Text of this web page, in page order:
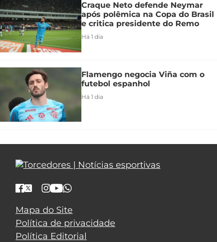
Craque Neto defende Neymar
após polêmica na Copa do Brasil
e critica presidente do Remo
Há 1 dia
Flamengo negocia Viña com o
futebol espanhol
Há 1 dia
Mapa do Site
Política de privacidade
Política Editorial